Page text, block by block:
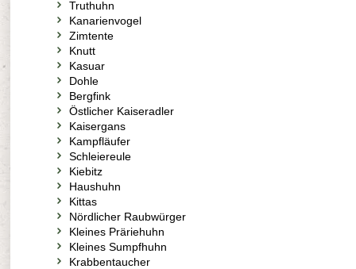
Truthuhn
Kanarienvogel
Zimtente
Knutt
Kasuar
Dohle
Bergfink
Östlicher Kaiseradler
Kaisergans
Kampfläufer
Schleiereule
Kiebitz
Haushuhn
Kittas
Nördlicher Raubwürger
Kleines Präriehuhn
Kleines Sumpfhuhn
Krabbentaucher